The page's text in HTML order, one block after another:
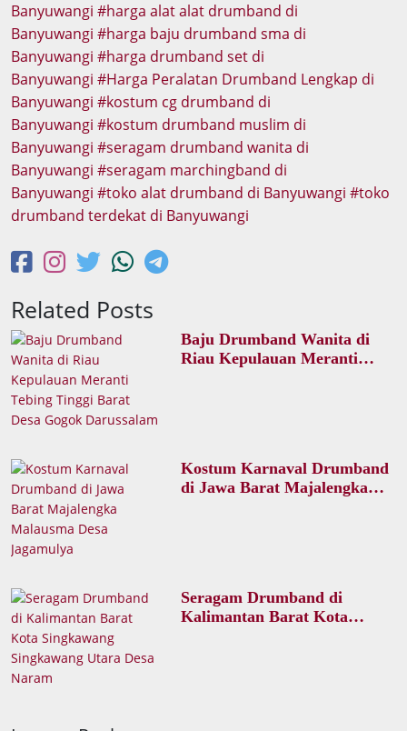
Banyuwangi
harga alat alat drumband di
Banyuwangi
harga baju drumband sma di
Banyuwangi
harga drumband set di
Banyuwangi
Harga Peralatan Drumband Lengkap di
Banyuwangi
kostum cg drumband di
Banyuwangi
kostum drumband muslim di
Banyuwangi
seragam drumband wanita di
Banyuwangi
seragam marchingband di
Banyuwangi
toko alat drumband di Banyuwangi
toko
drumband terdekat di Banyuwangi
Related Posts
Baju Drumband Wanita di
Riau Kepulauan Meranti
Kostum Karnaval Drumband
di Jawa Barat Majalengka
Seragam Drumband di
Kalimantan Barat Kota